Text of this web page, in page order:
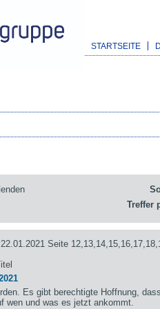
STARTSEITE
Treffer
Seite
Es gibt berechtigte Hoffnung,
wen und was es jetzt ankommt.